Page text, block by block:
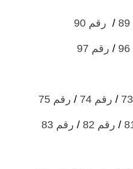
/ رقم 90
/ رقم 97
/ رقم 74 / رقم 75
/ رقم 82 / رقم 83